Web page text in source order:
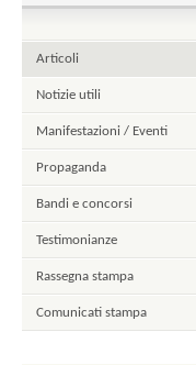
Articoli
Eventi
Gallerie
Contatti
Articoli
Notizie utili
Manifestazioni / Eventi
Propaganda
Bandi e concorsi
Testimonianze
Rassegna stampa
Comunicati stampa